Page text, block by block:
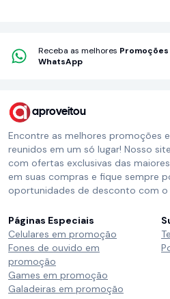
Receba as melhores Promoções
WhatsApp
aproveitou
Encontre as melhores promoções
reunidos em um só lugar! Nosso
com ofertas exclusivas das
em suas compras e fique sempre
oportunidades de desconto com o
Páginas Especiais
Celulares em promoção
Fones de ouvido em
promoção
Games em promoção
Galadeiras em promoção